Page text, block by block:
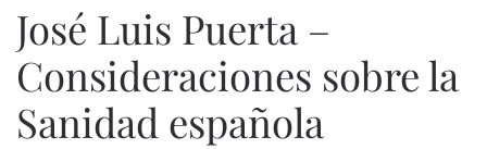
José Luis Puerta –
Consideraciones sobre la
Sanidad española